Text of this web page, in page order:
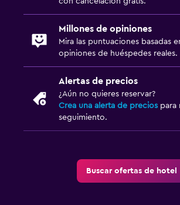
Millones de opiniones
Mira las puntuaciones basadas
opiniones de huéspedes reales.
Alertas de precios
¿Aún no quieres reservar?
Crea una alerta de precios para
seguimiento.
Buscar ofertas de hotel